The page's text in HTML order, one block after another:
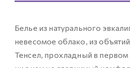
Белье из натурального
невесомое облако, из
Тенсел, прохладный в первом